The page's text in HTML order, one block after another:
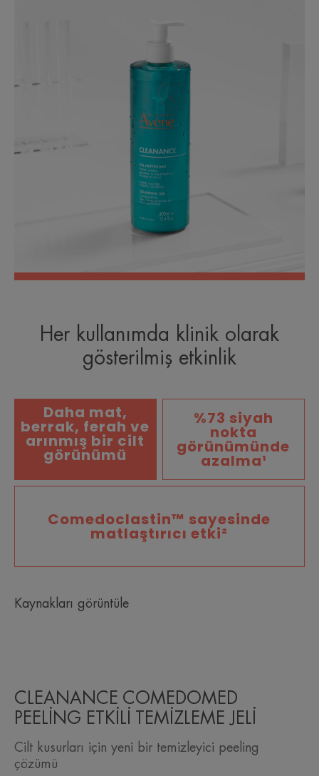
Her kullanımda klinik olarak
gösterilmiş etkinlik
Daha mat,
berrak, ferah ve
arınmış bir cilt
görünümü
%73 siyah
nokta
görünümünde
azalma¹
Comedoclastin™ sayesinde
matlaştırıcı etki²
Kaynakları görüntüle
CLEANANCE COMEDOMED
PEELİNG ETKİLİ TEMİZLEME JELİ
Cilt kusurları için yeni bir temizleyici peeling
çözümü